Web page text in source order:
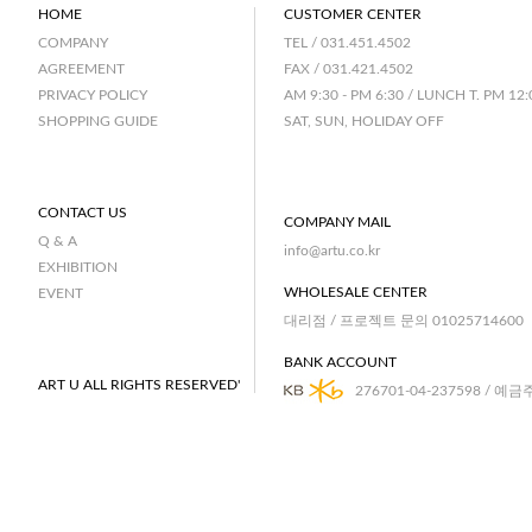
HOME
COMPANY
AGREEMENT
PRIVACY POLICY
SHOPPING GUIDE
CONTACT US
Q & A
EXHIBITION
EVENT
ART U ALL RIGHTS RESERVED'
CUSTOMER CENTER
TEL / 031.451.4502
FAX / 031.421.4502
AM 9:30 - PM 6:30 / LUNCH T. PM
SAT, SUN, HOLIDAY OFF
COMPANY MAIL
info@artu.co.kr
WHOLESALE CENTER
대리점 / 프로젝트 문의 01025714600
BANK ACCOUNT
276701-04-237598 / 예금